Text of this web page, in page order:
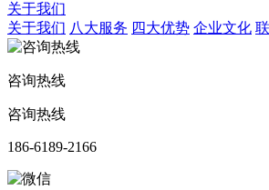
关于我们
关于我们 八大服务 四大优势 企业文化
咨询热线
咨询热线
186-6189-2166